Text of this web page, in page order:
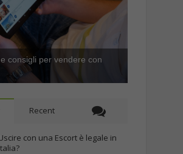
consigli per vendere con
Recent
con una Escort è legale in